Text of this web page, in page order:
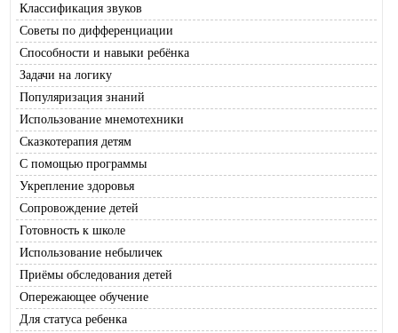
Классификация звуков
Советы по дифференциации
Способности и навыки ребёнка
Задачи на логику
Популяризация знаний
Использование мнемотехники
Сказкотерапия детям
С помощью программы
Укрепление здоровья
Сопровождение детей
Готовность к школе
Использование небыличек
Приёмы обследования детей
Опережающее обучение
Для статуса ребенка